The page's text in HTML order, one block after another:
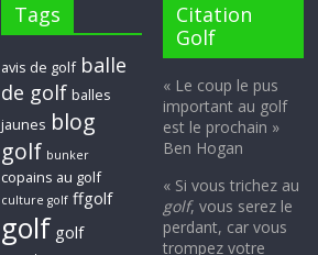
Tags
avis de golf balle
de golf balles
jaunes blog
golf bunker
copains au golf
culture golf ffgolf
golf golf
Citation
Golf
« Le coup le pus
important au golf
est le prochain »
Ben Hogan
« Si vous trichez au
golf, vous serez le
perdant, car vous
trompez votre